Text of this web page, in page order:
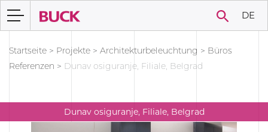
DE
Startseite > Projekte > Architekturbeleuchtung > Büros
Referenzen > Dunav osiguranje, Filiale, Belgrad
Dunav osiguranje, Filiale, Belgrad